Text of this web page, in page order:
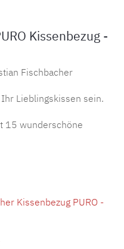
Kissenbezug -
Fischbacher
Lieblingskissen sein.
15 wunderschöne
Kissenbezug PURO -